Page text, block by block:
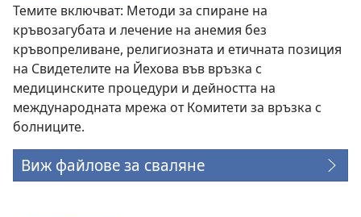
Темите включват: Методи за спиране на
кръвозагубата и лечение на анемия без
кръвопреливане, религиозната и етичната позиция
на Свидетелите на Йехова във връзка с
медицинските процедури и дейността на
международната мрежа от Комитети за връзка с
болниците.
Виж файлове за сваляне